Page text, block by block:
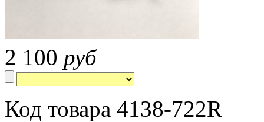
2 100 руб
Код товара 4138-722R